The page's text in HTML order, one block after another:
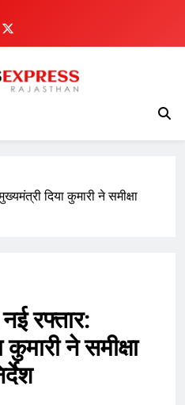
दिया कुमारी ने समीक्षा
रफ्तार:
ने समीक्षा